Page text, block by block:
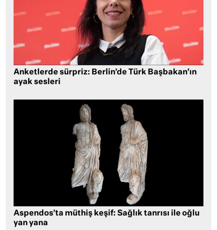
Anketlerde sürpriz: Berlin’de Türk Başbakan’ın
ayak sesleri
Aspendos’ta müthiş keşif: Sağlık tanrısı ile oğlu
yan yana